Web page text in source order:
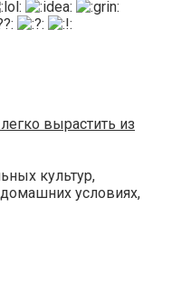
вырастить из
культур,
условиях,